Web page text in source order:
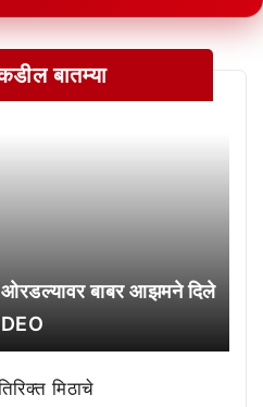
बातम्या
बाबर आझमने दिले
मिठाचे